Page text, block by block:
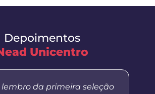
Depoimentos
Unicentro
lembro da primeira seleção